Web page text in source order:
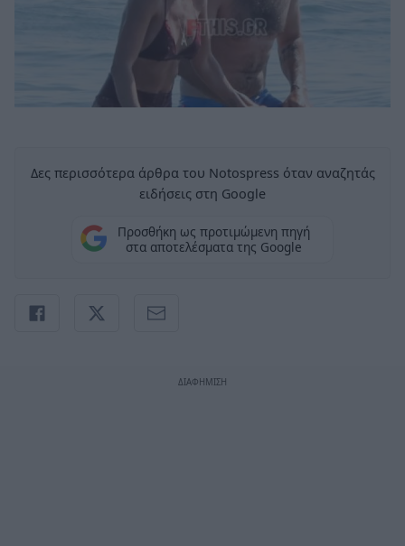
Δες περισσότερα άρθρα του Notospress όταν αναζητάς
ειδήσεις στη Google
Προσθήκη ως προτιμώμενη πηγή
στα αποτελέσματα της Google